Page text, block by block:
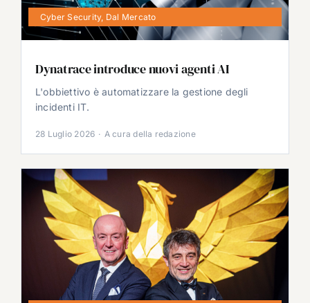
Cyber Security, Dal Mercato
Dynatrace introduce nuovi agenti AI
L'obbiettivo è automatizzare la gestione degli
incidenti IT.
28 Luglio 2026 · A cura della redazione